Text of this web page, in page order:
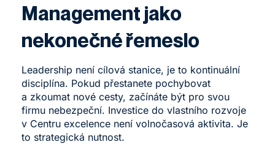
Management jako
nekonečné řemeslo
Leadership není cílová stanice, je to kontinuální
disciplína. Pokud přestanete pochybovat
a zkoumat nové cesty, začínáte být pro svou
firmu nebezpeční. Investice do vlastního rozvoje
v Centru excelence není volnočasová aktivita. Je
to strategická nutnost.